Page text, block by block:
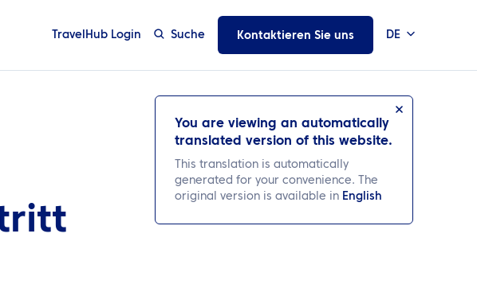
TravelHub Login Suche Kontaktieren Sie uns DE
You are viewing an automatically
translated version of this website.
This translation is automatically
generated for your convenience. The
original version is available in English